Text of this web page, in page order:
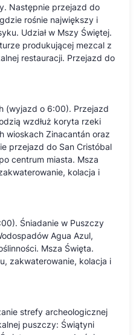
Następnie przejazd do
rośnie największy i
Udział w Mszy Świętej.
produkującej mezcal z
restauracji. Przejazd do
(wyjazd o 6:00). Przejazd
wzdłuż koryta rzeki
wioskach Zinacantán oraz
przejazd do San Cristóbal
centrum miasta. Msza
kolacja i
Śniadanie w Puszczy
Agua Azul,
Msza Święta.
zakwaterowanie, kolacja i
strefy archeologicznej
puszczy: Świątyni